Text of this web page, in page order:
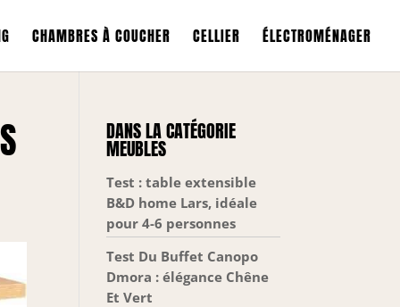
CHAMBRES À COUCHER CELLIER ÉLECTROMÉNAGER
DANS LA CATÉGORIE
MEUBLES
Test : table extensible
B&D home Lars, idéale
pour 4-6 personnes
Test Du Buffet Canopo
Dmora : élégance Chêne
Et Vert